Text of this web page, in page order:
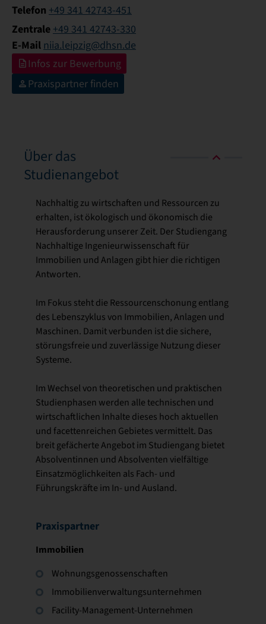
Telefon +49 341 42743-451
Zentrale +49 341 42743-330
E-Mail niia.leipzig@dhsn.de
Infos zur Bewerbung
Praxispartner finden
Über das
Studienangebot
Nachhaltig zu wirtschaften und Ressourcen zu
erhalten, ist ökologisch und ökonomisch die
Herausforderung unserer Zeit. Der Studiengang
Nachhaltige Ingenieurwissenschaft für
Immobilien und Anlagen gibt hier die richtigen
Antworten.
Im Fokus steht die Ressourcenschonung entlang
des Lebenszyklus von Immobilien, Anlagen und
Maschinen. Damit verbunden ist die sichere,
störungsfreie und zuverlässige Nutzung dieser
Systeme.
Im Wechsel von theoretischen und praktischen
Studienphasen werden alle technischen und
wirtschaftlichen Inhalte dieses hoch aktuellen
und facettenreichen Gebietes vermittelt. Das
breit gefächerte Angebot im Studiengang bietet
Absolventinnen und Absolventen vielfältige
Einsatzmöglichkeiten als Fach- und
Führungskräfte im In- und Ausland.
Praxispartner
Immobilien
Wohnungsgenossenschaften
Immobilienverwaltungsunternehmen
Facility-Management-Unternehmen